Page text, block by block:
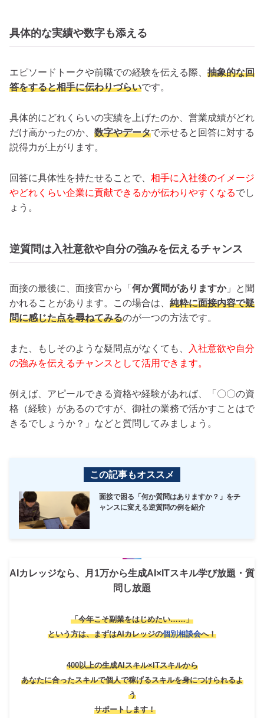
具体的な実績や数字も添える
エピソードトークや前職での経験を伝える際、 抽象的な回
答をすると相手に伝わりづらいです。
具体的にどれくらいの実績を上げたのか、営業成績がどれ
だけ高かったのか、 数字やデータで示せると回答に対する
説得力が上がります。
回答に具体性を持たせることで、 相手に入社後のイメージ
やどれくらい企業に貢献できるかが伝わりやすくなるでし
ょう。
逆質問は入社意欲や自分の強みを伝えるチャンス
面接の最後に、面接官から「 何か質問がありますか」と聞
かれることがあります。この場合は、 純粋に面接内容で疑
問に感じた点を尋ねてみるのが一つの方法です。
また、もしそのような疑問点がなくても、
入社意欲や自分
の強みを伝えるチャンスとして活用できます。
例えば、アピールできる資格や経験があれば、「〇〇の資
格（経験）があるのですが、御社の業務で活かすことはで
きるでしょうか？」などと質問してみましょう。
この記事もオススメ
面接で困る「何か質問はありますか？」をチ
ャンスに変える逆質問の例を紹介
AIカレッジなら、月1万から生成AI×ITスキル学び放題・質
問し放題
「今年こそ副業をはじめたい……」
という方は、まずはAIカレッジの個別相談会へ！
400以上の生成AIスキル×ITスキルから
あなたに合ったスキルで個人で稼げるスキルを身につけられるよ
う
サポートします！